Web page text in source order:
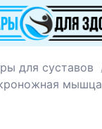
для суставов
мышца